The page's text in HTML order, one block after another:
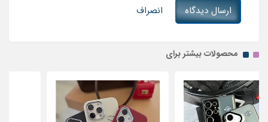
ارسال دیدگاه انصراف
محصولات بیشتر برای